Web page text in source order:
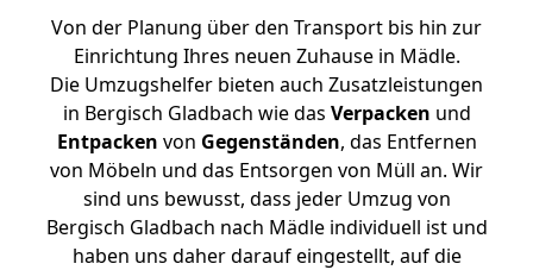
Von der Planung über den Transport bis hin zur
Einrichtung Ihres neuen Zuhause in Mädle.
Die Umzugshelfer bieten auch Zusatzleistungen
in Bergisch Gladbach wie das Verpacken und
Entpacken von Gegenständen, das Entfernen
von Möbeln und das Entsorgen von Müll an. Wir
sind uns bewusst, dass jeder Umzug von
Bergisch Gladbach nach Mädle individuell ist und
haben uns daher darauf eingestellt, auf die